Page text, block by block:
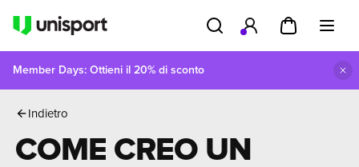
Member Days: Ottieni il 20% di sconto
FAQ
Indietro
COME CREO UN